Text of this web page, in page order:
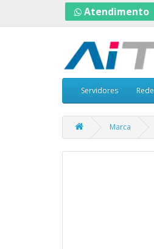
Atendimento
Servidores
Marca